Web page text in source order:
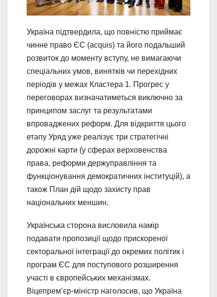
Україна підтвердила, що повністю приймає
чинне право ЄС (acquis) та його подальший
розвиток до моменту вступу, не вимагаючи
спеціальних умов, винятків чи перехідних
періодів у межах Кластера 1. Прогрес у
переговорах визначатиметься виключно за
принципом заслуг та результатами
впроваджених реформ. Для відкриття цього
етапу Уряд уже реалізує три стратегічні
дорожні карти (у сферах верховенства
права, реформи держуправління та
функціонування демократичних інституцій), а
також План дій щодо захисту прав
національних меншин.
Українська сторона висловила намір
подавати пропозиції щодо прискореної
секторальної інтеграції до окремих політик і
програм ЄС для поступового розширення
участі в європейських механізмах.
Віцепрем’єр-міністр наголосив, що Україна